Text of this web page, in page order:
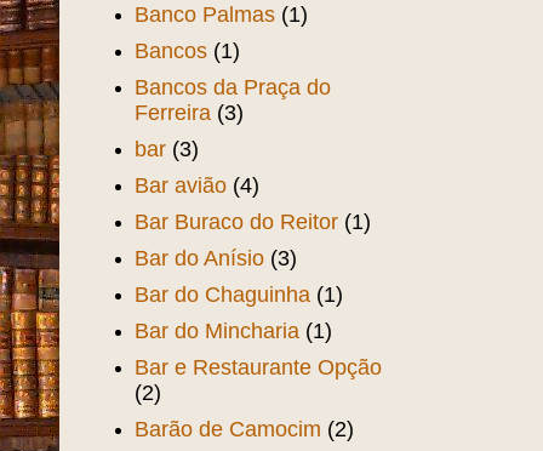
Banco Palmas (1)
Bancos (1)
Bancos da Praça do
Ferreira (3)
bar (3)
Bar avião (4)
Bar Buraco do Reitor (1)
Bar do Anísio (3)
Bar do Chaguinha (1)
Bar do Mincharia (1)
Bar e Restaurante Opção
(2)
Barão de Camocim (2)